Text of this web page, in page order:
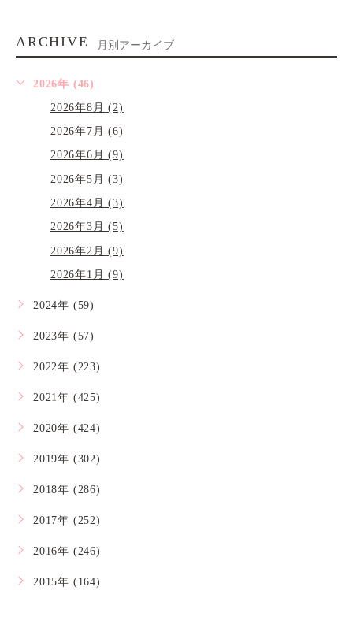
ARCHIVE 月別アーカイブ
2026年 (46)
2026年8月 (2)
2026年7月 (6)
2026年6月 (9)
2026年5月 (3)
2026年4月 (3)
2026年3月 (5)
2026年2月 (9)
2026年1月 (9)
2024年 (59)
2023年 (57)
2022年 (223)
2021年 (425)
2020年 (424)
2019年 (302)
2018年 (286)
2017年 (252)
2016年 (246)
2015年 (164)